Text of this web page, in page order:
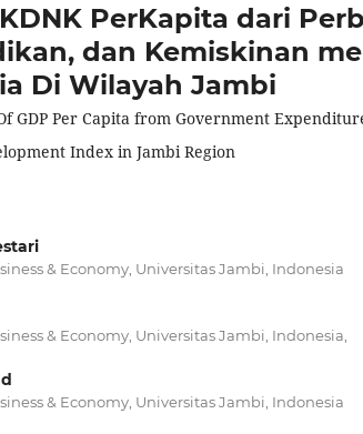
PerKapita dari
dan Kemiskinan
Di Wilayah Jambi
GDP Per Capita from Government
Index in Jambi Region
& Economy, Universitas Jambi, Indonesia
& Economy, Universitas Jambi, Indonesia,
& Economy, Universitas Jambi, Indonesia